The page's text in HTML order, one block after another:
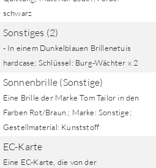
schwarz
Sonstiges (2)
- In einem Dunkelblauen Brillenetuis
hardcase; Schlüssel: Burg-Wächter x 2
Sonnenbrille (Sonstige)
Eine Brille der Marke Tom Tailor in den
Farben Rot/Braun.; Marke: Sonstige;
Gestellmaterial: Kunststoff
EC-Karte
Eine EC-Karte, die von der